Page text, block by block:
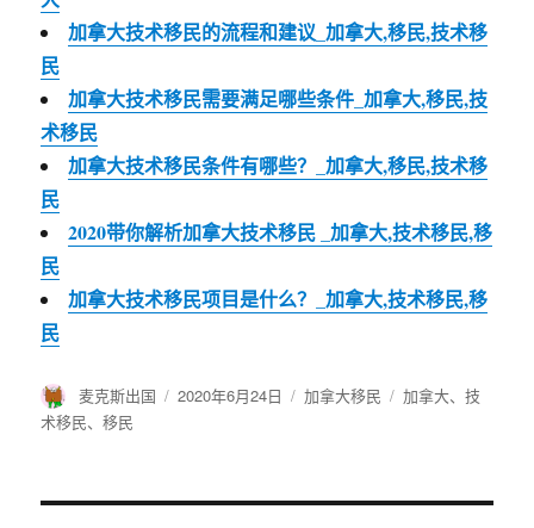
加拿大技术移民的流程和建议_加拿大,移民,技术移
民
加拿大技术移民需要满足哪些条件_加拿大,移民,技
术移民
加拿大技术移民条件有哪些？_加拿大,移民,技术移
民
2020带你解析加拿大技术移民 _加拿大,技术移民,移
民
加拿大技术移民项目是什么？_加拿大,技术移民,移
民
作
者
麦克斯出国
发
2020年6月24日
分
加拿大移民
标
加拿大、技
术移民、移民